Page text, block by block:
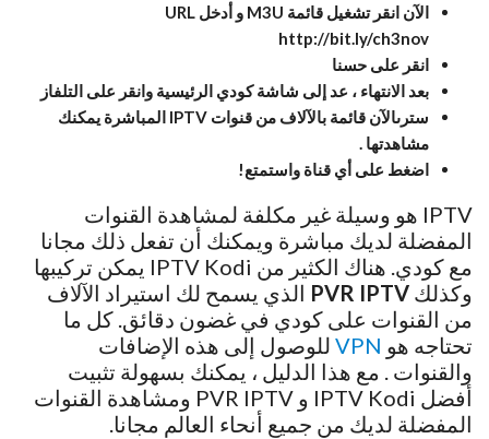
الآن انقر تشغيل قائمة
M3U و أدخل URL
http://bit.ly/ch3nov
انقر على حسنا
بعد الانتهاء ، عد إلى شاشة كودي الرئيسية وانقر على التلفاز
سترىالآن قائمة بالآلاف من قنوات IPTV المباشرة يمكنك
مشاهدتها .
اضغط على أي قناة واستمتع!
IPTV هو وسيلة غير مكلفة لمشاهدة القنوات
المفضلة لديك مباشرة ويمكنك أن تفعل ذلك مجانا
مع كودي. هناك الكثير من IPTV Kodi يمكن تركيبها
وكذلك PVR IPTV الذي يسمح لك استيراد الآلاف
من القنوات على كودي في غضون دقائق. كل ما
تحتاجه هو VPN للوصول إلى هذه الإضافات
والقنوات . مع هذا الدليل ، يمكنك بسهولة تثبيت
أفضل IPTV Kodi و PVR IPTV ومشاهدة القنوات
المفضلة لديك من جميع أنحاء العالم مجانا.